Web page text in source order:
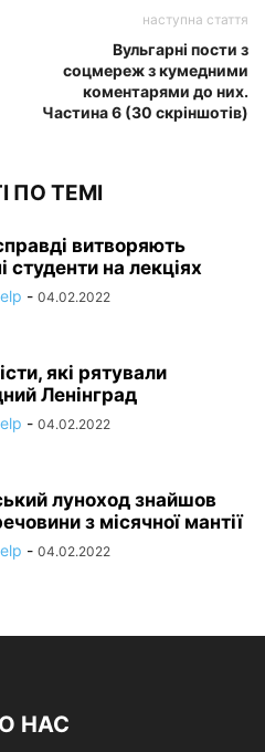
наступна стаття
Вульгарні пости з
соцмереж з кумедними
коментарями до них.
Частина 6 (30 скріншотів)
ПО ТЕМІ
витворяють
студенти на лекціях
- 04.02.2022
які рятували
Ленінград
- 04.02.2022
луноход знайшов
з місячної мантії
- 04.02.2022
НАС